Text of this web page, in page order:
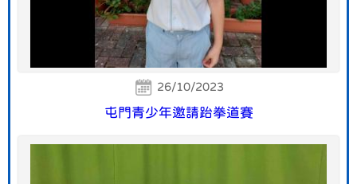
26/10/2023
屯門青少年邀請跆拳道賽